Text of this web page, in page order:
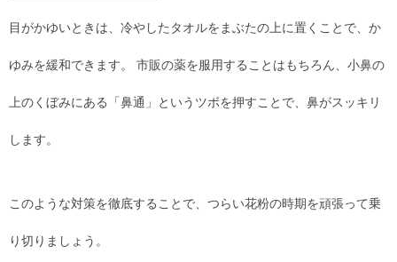
目がかゆいときは、冷やしたタオルをまぶたの上に置くことで、か
ゆみを緩和できます。 市販の薬を服用することはもちろん、小鼻の
上のくぼみにある「鼻通」というツボを押すことで、鼻がスッキリ
します。
このような対策を徹底することで、つらい花粉の時期を頑張って乗
り切りましょう。